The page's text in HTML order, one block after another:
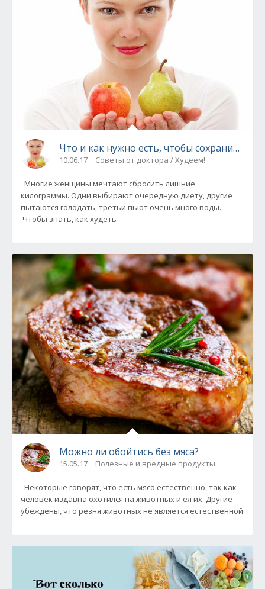
Что и как нужно есть, чтобы сохранить
10.06.17 Советы от доктора / Худеем!
Многие женщины мечтают сбросить лишние
килограммы. Одни выбирают очередную диету, другие
пытаются голодать, третьи пьют очень много воды.
Чтобы знать, как худеть
Можно ли обойтись без мяса?
15.05.17 Полезные и вредные продукты
Некоторые говорят, что есть мясо естественно, так как
человек издавна охотился на животных и ел их. Другие
убеждены, что резня животных не является естественной